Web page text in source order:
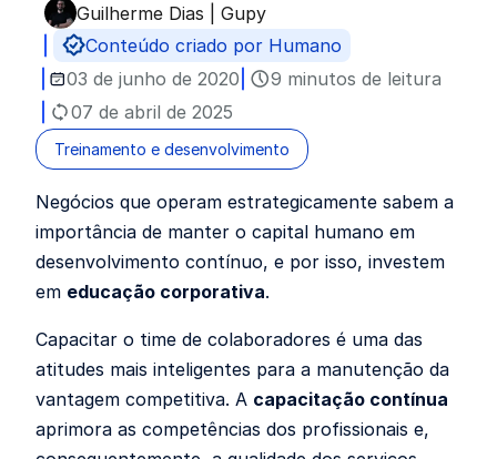
Publicado por
Guilherme Dias | Gupy
Conteúdo criado por Humano
03 de junho de 2020
9 minutos de leitura
07 de abril de 2025
Treinamento e desenvolvimento
Negócios que operam estrategicamente sabem a
importância de manter o capital humano em
desenvolvimento contínuo, e por isso, investem
em educação corporativa.
Capacitar o time de colaboradores é uma das
atitudes mais inteligentes para a manutenção da
vantagem competitiva. A capacitação contínua
aprimora as competências dos profissionais e,